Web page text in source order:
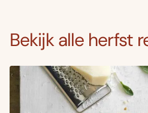
Bekijk alle herfst